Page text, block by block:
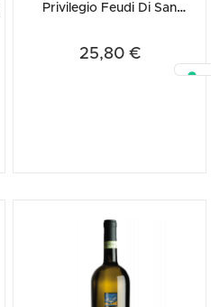
Privilegio Feudi Di San
25,80 €